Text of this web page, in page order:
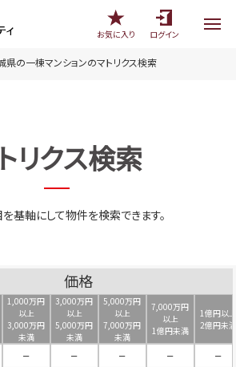
お気に入り
ログイン
県の一棟マンションのマトリクス検索
リクス検索
基軸にして物件を検索できます。
価格
1,000万円
以上
3,000万円
未満
3,000万円
以上
5,000万円
未満
5,000万円
以上
7,000万円
未満
7,000万円
以上
1億円未満
1億円以上
2億円未満
－ － － －
－